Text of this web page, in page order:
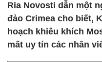
Ria Novosti dẫn một
đảo Crimea cho biết,
hoạch khiêu khích
mất uy tín các nhân